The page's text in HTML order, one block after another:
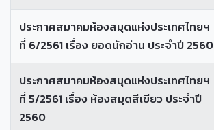
ประกาศสมาคมห้องสมุดแห่งประเทศไทยฯ
ที่ 6/2561 เรื่อง ยอดนักอ่าน ประจำปี 2560
ประกาศสมาคมห้องสมุดแห่งประเทศไทยฯ
ที่ 5/2561 เรื่อง ห้องสมุดสีเขียว ประจำปี
2560